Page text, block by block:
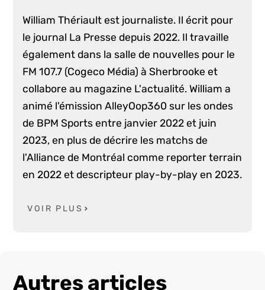
William Thériault est journaliste. Il écrit pour
le journal La Presse depuis 2022. Il travaille
également dans la salle de nouvelles pour le
FM 107.7 (Cogeco Média) à Sherbrooke et
collabore au magazine L'actualité. William a
animé l'émission AlleyOop360 sur les ondes
de BPM Sports entre janvier 2022 et juin
2023, en plus de décrire les matchs de
l'Alliance de Montréal comme reporter terrain
en 2022 et descripteur play-by-play en 2023.
VOIR PLUS
Autres articles